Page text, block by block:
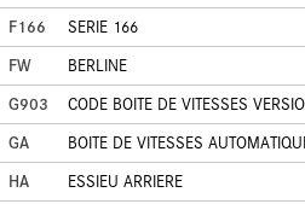
F166
SERIE 166
FW
BERLINE
G903
CODE BOITE DE VITESSES
GA
BOITE DE VITESSES
HA
ESSIEU ARRIERE